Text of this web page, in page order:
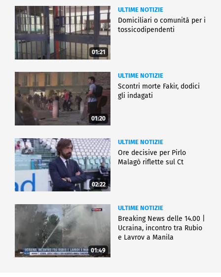
01:21
ULTIME NOTIZIE
Domiciliari o comunità per i
tossicodipendenti
01:20
ULTIME NOTIZIE
Scontri morte Fakir, dodici
gli indagati
02:22
ULTIME NOTIZIE
Ore decisive per Pirlo
Malagò riflette sul Ct
01:49
ULTIME NOTIZIE
Breaking News delle 14.00 |
Ucraina, incontro tra Rubio
e Lavrov a Manila